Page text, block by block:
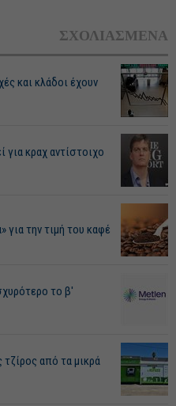
ΣΧΟΛΙΑΣΜΕΝΑ
και κλάδοι έχουν
για κραχ αντίστοιχο
για την τιμή του καφέ
το β'
από τα μικρά